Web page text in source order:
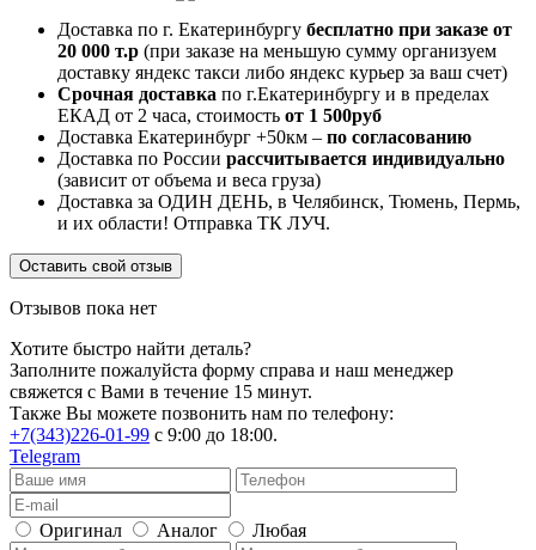
Доставка по г. Екатеринбургу бесплатно при заказе от
20 000 т.р (при заказе на меньшую сумму организуем
доставку яндекс такси либо яндекс курьер за ваш счет)
Срочная доставка по г.Екатеринбургу и в пределах
ЕКАД от 2 часа, стоимость от 1 500руб
Доставка Екатеринбург +50км – по согласованию
Доставка по России рассчитывается индивидуально
(зависит от объема и веса груза)
Доставка за ОДИН ДЕНЬ, в Челябинск, Тюмень, Пермь,
и их области! Отправка ТК ЛУЧ.
Оставить свой отзыв
Отзывов пока нет
Хотите быстро найти деталь?
Заполните пожалуйста форму справа и наш менеджер
свяжется с Вами в течение 15 минут.
Также Вы можете позвонить нам по телефону:
+7(343)226-01-99 с 9:00 до 18:00.
Telegram
Оригинал Аналог Любая